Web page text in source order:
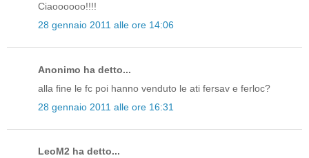
Ciaoooooo!!!!
28 gennaio 2011 alle ore 14:06
Anonimo ha detto...
alla fine le fc poi hanno venduto le ati fersav e ferloc?
28 gennaio 2011 alle ore 16:31
LeoM2 ha detto...